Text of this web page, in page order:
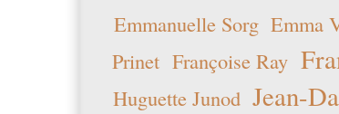
Emmanuelle Sorg Emma
Prinet Françoise Ray
Huguette Junod Jean-